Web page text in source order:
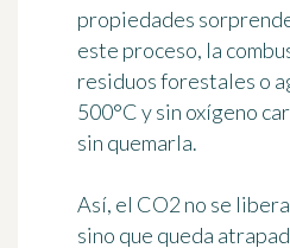
propiedades
este proceso, la
residuos forestales o
500°C y sin oxígeno
sin quemarla.
Así, el CO2 no se
sino que queda